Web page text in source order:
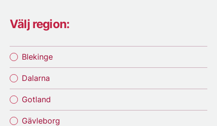
Välj region:
Blekinge
Dalarna
Gotland
Gävleborg